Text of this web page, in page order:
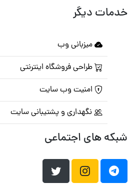
خدمات دیگر
میزبانی وب
طراحی فروشگاه اینترنتی
امنیت وب سایت
نگهداری و پشتیبانی سایت
شبکه های اجتماعی